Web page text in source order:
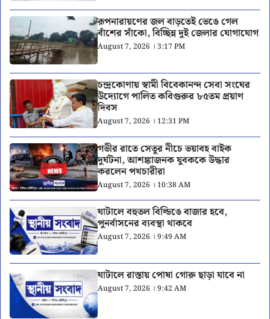
রূপনারায়ণের জল বাড়তেই ভেঙে গেল
বাঁশের সাঁকো, বিচ্ছিন্ন দুই জেলার যোগাযোগ
August 7, 2026 । 3:17 PM
চন্দ্রকোণায় স্বামী বিবেকানন্দ সেবা সংঘের
উদ্যোগে পালিত কবিগুরুর ৮৫তম প্রয়াণ
দিবস
August 7, 2026 । 12:31 PM
গভীর রাতে সেতুর নীচে ভয়াবহ বাইক
দুর্ঘটনা, আশঙ্কাজনক যুবককে উদ্ধার
করলেন পথচারীরা
August 7, 2026 । 10:38 AM
ঘাটালে বহুতল বিল্ডিঙে বাজার হবে,
পুনর্বাসনের ব্যবস্থা থাকবে
August 7, 2026 । 9:49 AM
ঘাটালে রাস্তায় পোষা গোরু ছাড়া যাবে না
August 7, 2026 । 9:42 AM